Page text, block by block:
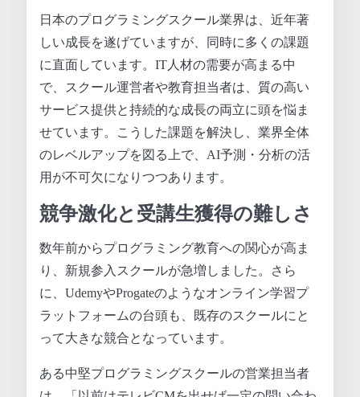
日本のプログラミングスクール業界は、近年著
しい成長を遂げていますが、同時に多くの課題
に直面しています。IT人材の需要が高まる中
で、スクール運営者や教育担当者は、質の高い
サービス提供と持続的な成長の両立に頭を悩ま
せています。こうした課題を解決し、業界全体
のレベルアップを図る上で、AI予測・分析の活
用が不可欠になりつつあります。
競争激化と受講生獲得の難しさ
数年前からプログラミング教育への関心が高ま
り、新規参入スクールが急増しました。さら
に、UdemyやProgateのようなオンライン学習プ
ラットフォームの台頭も、既存のスクールにと
って大きな競合となっています。
ある中堅プログラミングスクールの営業担当者